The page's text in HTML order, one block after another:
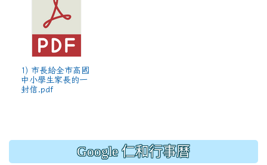
1) 市長給全市高國
中小學生家長的一
封信.pdf
Google 仁和行事曆